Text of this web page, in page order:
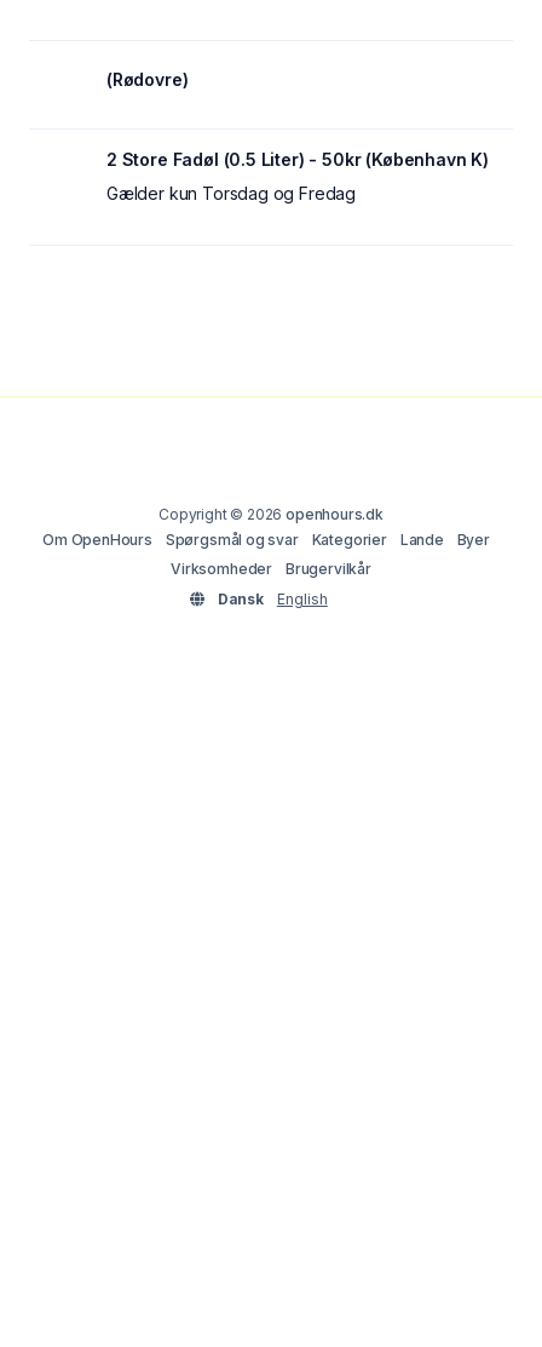
(Rødovre)
2 Store Fadøl (0.5 Liter) - 50kr (København K)
Gælder kun Torsdag og Fredag
Copyright © 2026openhours.dk
Om OpenHours
Spørgsmål og svar Kategorier Lande
Byer
Virksomheder
Brugervilkår
Dansk
English